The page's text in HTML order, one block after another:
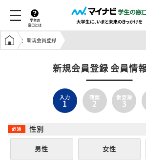
学生の
窓口とは
学生の窓口トップ
新規会員登録
新規会員登録 会員情
入力
1
確認
2
仮登録
3
性別
男性 女性